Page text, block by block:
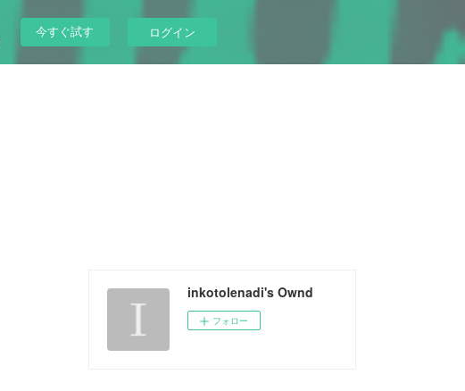
今すぐ試す ログイン
inkotolenadi's Ownd
フォロー